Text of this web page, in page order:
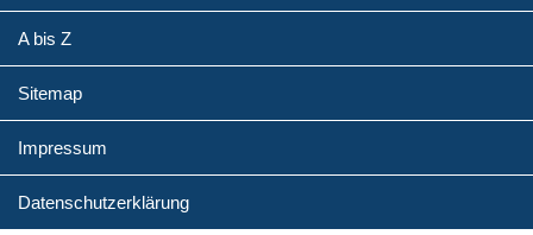
A bis Z
Sitemap
Impressum
Datenschutzerklärung